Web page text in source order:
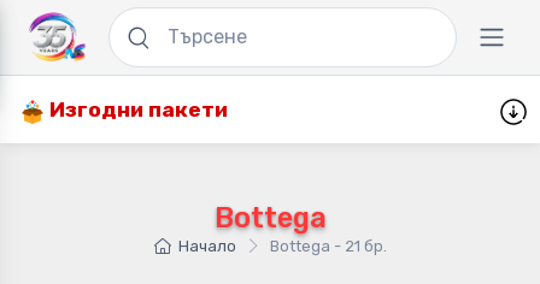
Изгодни пакети
Bottega
Начало Bottega - 21 бр.